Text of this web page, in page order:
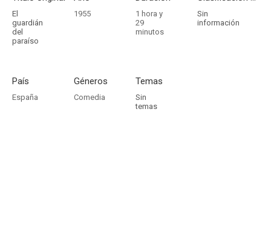
El
guardián
del
paraíso
1955
1 hora y
29
minutos
Sin
información
País
España
Géneros
Comedia
Temas
Sin
temas